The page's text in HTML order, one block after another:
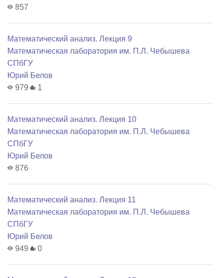
857
Математический анализ. Лекция 9
Математичеcкая лаборатория им. П.Л. Чебышева
СПбГУ
Юрий Белов
979
1
Математический анализ. Лекция 10
Математичеcкая лаборатория им. П.Л. Чебышева
СПбГУ
Юрий Белов
876
Математический анализ. Лекция 11
Математичеcкая лаборатория им. П.Л. Чебышева
СПбГУ
Юрий Белов
949
0